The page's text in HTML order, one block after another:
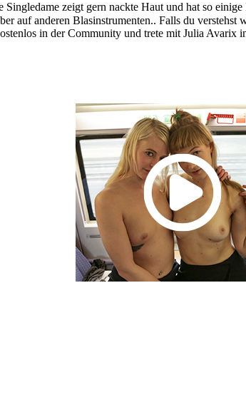
Singledame zeigt gern nackte Haut und hat so
auf anderen Blasinstrumenten.. Falls du
in der Community und trete mit Julia